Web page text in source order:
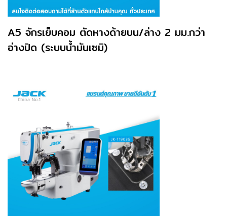
A5 จักรเย็บคอม ตัดหางด้ายบน/ล่าง 2 มม.กว่า
อ่างปิด (ระบบน้ำมันเซมิ)